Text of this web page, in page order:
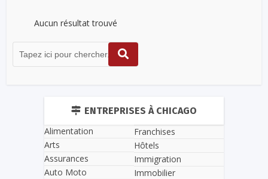
Aucun résultat trouvé
ENTREPRISES À CHICAGO
Alimentation
Arts
Assurances
Auto Moto
Franchises
Hôtels
Immigration
Immobilier